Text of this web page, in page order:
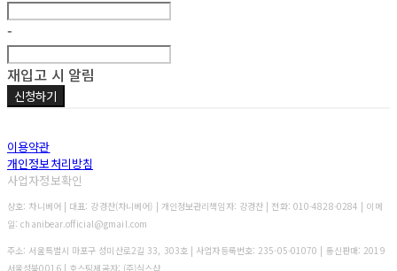
-
재입고 시 알림
신청하기
이용약관
개인정보처리방침
사업자정보확인
상호: 차니베어 | 대표: 강경찬(차니베어) | 개인정보관리책임자: 강경찬 | 전화: 010-4828-0284 | 이메
일: chanibear.official@gmail.com
주소: 서울특별시 마포구 성미산로2길 33, 303호 | 사업자등록번호:235-05-01070 | 통신판매:2019
서울성북0016| 호스팅제공자: (주)식스샵